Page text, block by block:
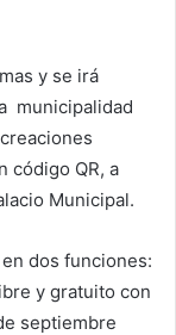
y se irá
municipalidad
código QR, a
Municipal.
dos funciones:
y gratuito con
septiembre